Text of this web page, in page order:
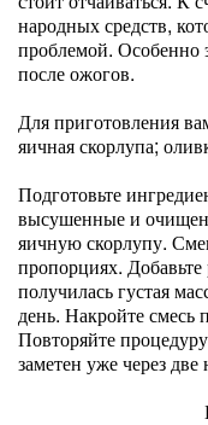
народных средств,
проблемой. Особенно
после ожогов.
Для приготовления
яичная скорлупа;
Подготовьте
высушенные и
яичную скорлупу.
пропорциях.
получилась густая
день. Накройте смесь
Повторяйте
заметен уже через две